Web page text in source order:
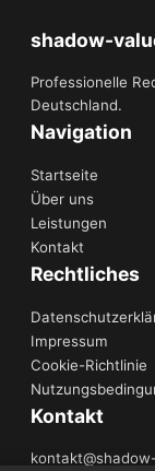
shadow-
Professionelle
Deutschland.
Navigation
Startseite
Über uns
Leistungen
Kontakt
Rechtliches
Impressum
Cookie-Richtlinie
Kontakt